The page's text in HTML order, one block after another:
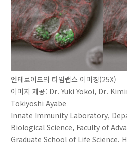
엔테로이드의 타임랩스 이미징(25X)
이미지 제공: Dr. Yuki Yokoi, Dr.
Tokiyoshi Ayabe
Innate Immunity Laboratory,
Biological Science, Faculty of
Graduate School of Life Science,